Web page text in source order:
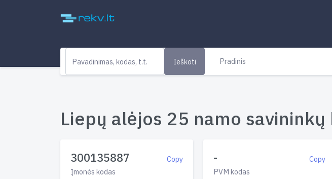
Ieškoti Pradinis
Liepų alėjos 25 namo
Copy
300135887
Įmonės kodas
Copy
-
PVM kodas